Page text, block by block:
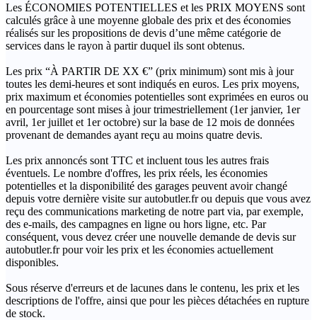
Les ÉCONOMIES POTENTIELLES et les PRIX MOYENS sont
calculés grâce à une moyenne globale des prix et des économies
réalisés sur les propositions de devis d’une même catégorie de
services dans le rayon à partir duquel ils sont obtenus.
Les prix “À PARTIR DE XX €” (prix minimum) sont mis à jour
toutes les demi-heures et sont indiqués en euros. Les prix moyens,
prix maximum et économies potentielles sont exprimées en euros ou
en pourcentage sont mises à jour trimestriellement (1er janvier, 1er
avril, 1er juillet et 1er octobre) sur la base de 12 mois de données
provenant de demandes ayant reçu au moins quatre devis.
Les prix annoncés sont TTC et incluent tous les autres frais
éventuels. Le nombre d'offres, les prix réels, les économies
potentielles et la disponibilité des garages peuvent avoir changé
depuis votre dernière visite sur autobutler.fr ou depuis que vous avez
reçu des communications marketing de notre part via, par exemple,
des e-mails, des campagnes en ligne ou hors ligne, etc. Par
conséquent, vous devez créer une nouvelle demande de devis sur
autobutler.fr pour voir les prix et les économies actuellement
disponibles.
Sous réserve d'erreurs et de lacunes dans le contenu, les prix et les
descriptions de l'offre, ainsi que pour les pièces détachées en rupture
de stock.